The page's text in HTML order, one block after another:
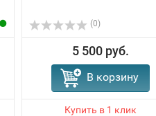
(0)
5 500 руб.
В корзину